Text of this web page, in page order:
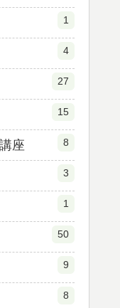
1
4
27
15
座 8
3
1
50
9
8